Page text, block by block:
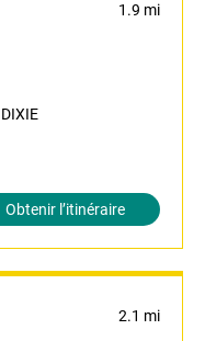
1.9 mi
Obtenir l’itinéraire
2.1 mi